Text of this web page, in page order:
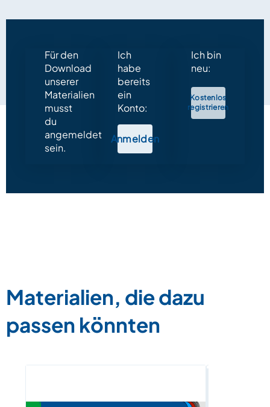
Für den
Download
unserer
Materialien
musst
du
angemeldet
sein.
Ich
habe
bereits
ein
Konto:
Anmelden
Ich bin
neu:
Kostenlos
registrieren
Materialien, die dazu
passen könnten